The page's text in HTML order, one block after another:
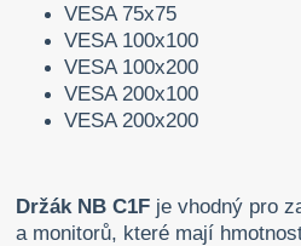
VESA 75x75
VESA 100x100
VESA 100x200
VESA 200x100
VESA 200x200
Držák NB C1F je vhodný pro
a monitorů, které mají